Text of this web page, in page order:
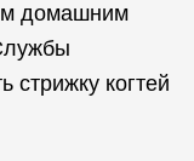
домашним
стрижку когтей